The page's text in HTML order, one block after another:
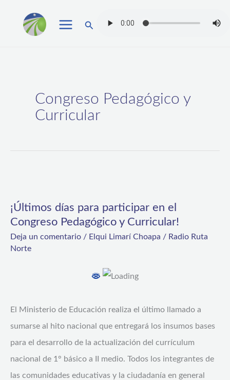
Buscar
Congreso Pedagógico y
Curricular
¡Últimos días para participar en el
Congreso Pedagógico y Curricular!
Deja un comentario / Elqui Limarí Choapa / Radio Ruta
Norte
El Ministerio de Educación realiza el último llamado a
sumarse al hito nacional que entregará los insumos bases
para el desarrollo de la actualización del currículum
nacional de 1° básico a II medio. Todos los integrantes de
las comunidades educativas y la ciudadanía en general
para
participar
en
y
Curricular!